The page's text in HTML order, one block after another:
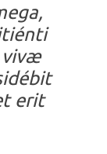
vivæ
erit